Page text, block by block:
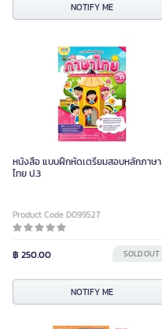
NOTIFY ME
หนังสือ แบบฝึกหัดเตรียมสอบหลักภาษา
ไทย ป.3
Product Code D099527
฿ 250.00 SOLD OUT
NOTIFY ME